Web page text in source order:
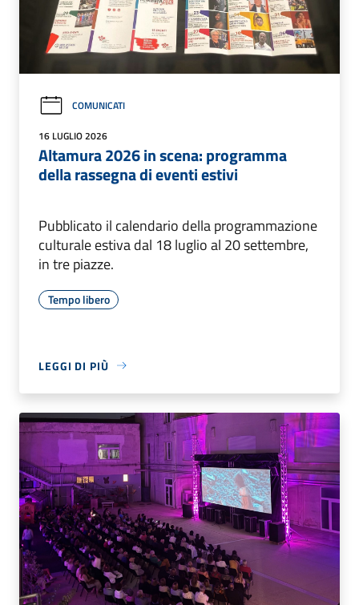
COMUNICATI
16 LUGLIO 2026
Altamura 2026 in scena: programma
della rassegna di eventi estivi
Pubblicato il calendario della programmazione
culturale estiva dal 18 luglio al 20 settembre,
in tre piazze.
Tempo libero
LEGGI DI PIÙ